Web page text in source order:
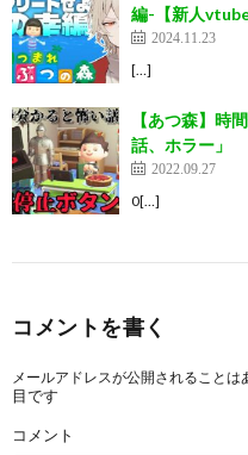
編-【新人
2024.11.23
[…]
【あつ森】時
話、ホラー」
2022.09.27
0[…]
コメントを書く
メールアドレスが公開されることは
目です
コメント